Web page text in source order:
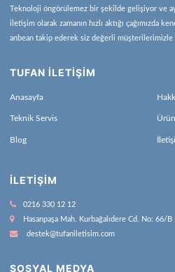
Teknoloji öngörülemez bir şekilde gelişiyor ve
iletişim olarak zamanın hızlı aktığı çağımızda
anbean takip ederek siz değerli müşterilerimizle
TUFAN İLETİŞİM
Anasayfa
Teknik Servis
Blog
İLETIŞIM
0216 330 12 12
Hasanpaşa Mah. Kurbağalıdere Cd. No: 66/B
destek@tufaniletisim.com
SOSYAL MEDYA